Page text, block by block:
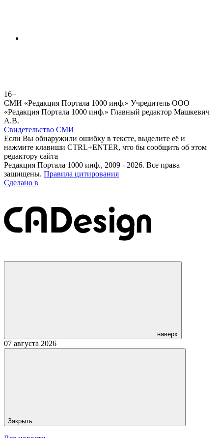
16+
СМИ «Редакция Портала 1000 инф.» Учредитель ООО
«Редакция Портала 1000 инф.» Главный редактор Машкевич
А.В.
Свидетельство СМИ
Если Вы обнаружили ошибку в тексте, выделите её и
нажмите клавиши CTRL+ENTER, что бы сообщить об этом
редактору сайта
Редакция Портала 1000 инф., 2009 - 2026. Все права
защищены. Правила цитирования
Сделано в
наверх
07 августа 2026
Закрыть